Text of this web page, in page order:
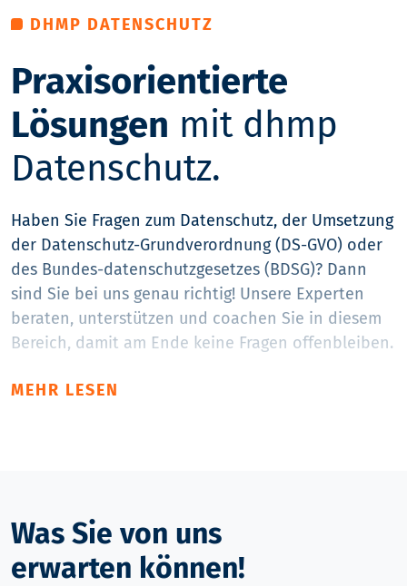
DHMP DATENSCHUTZ
Praxisorientierte
Lösungen mitdhmp
Datenschutz.
Haben Sie Fragen zum Datenschutz, der Umsetzung
der Datenschutz-Grundverordnung (DS-GVO) oder
des Bundes-datenschutzgesetzes (BDSG)? Dann
sind Sie bei uns genau richtig! Unsere Experten
beraten, unterstützen und coachen Sie in diesem
Bereich, damit am Ende keine Fragen offenbleiben.
MEHR LESEN
Was Sie von uns
erwarten können!